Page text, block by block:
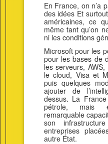
En France, on n’a
des idées Et
américaines, ce
même tant qu’on
ni les conditions
Microsoft pour les
pour les bases de
les serveurs,
le cloud, Visa et
puis quelques
ajouter de
dessus. La
pétrole, mais
remarquable
son
entreprises
autre État.